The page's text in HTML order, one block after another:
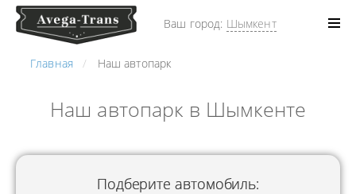
Ваш город: Шымкент
Главная Наш автопарк
Наш автопарк в Шымкенте
Подберите автомобиль: